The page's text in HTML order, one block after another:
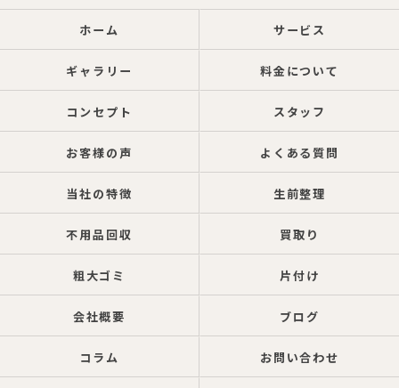
ホーム サービス
ギャラリー 料金について
コンセプト スタッフ
お客様の声 よくある質問
当社の特徴 生前整理
不用品回収 買取り
粗大ゴミ 片付け
会社概要 ブログ
コラム お問い合わせ